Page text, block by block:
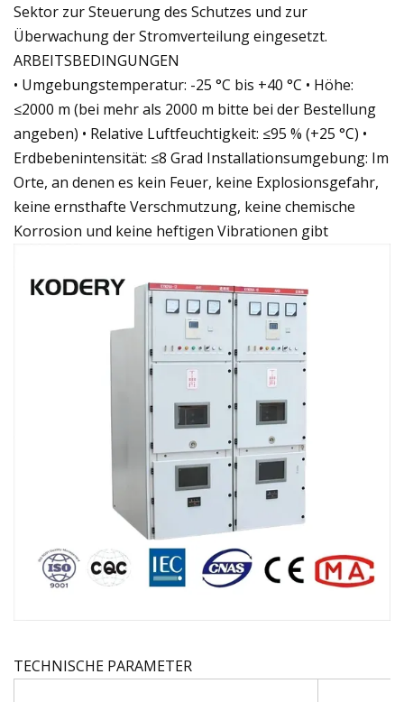
Sektor zur Steuerung des Schutzes und zur
Überwachung der Stromverteilung eingesetzt.
ARBEITSBEDINGUNGEN
• Umgebungstemperatur: -25 °C bis +40 °C • Höhe:
≤2000 m (bei mehr als 2000 m bitte bei der Bestellung
angeben) • Relative Luftfeuchtigkeit: ≤95 % (+25 °C) •
Erdbebenintensität: ≤8 Grad Installationsumgebung: Im
Orte, an denen es kein Feuer, keine Explosionsgefahr,
keine ernsthafte Verschmutzung, keine chemische
Korrosion und keine heftigen Vibrationen gibt
TECHNISCHE PARAMETER